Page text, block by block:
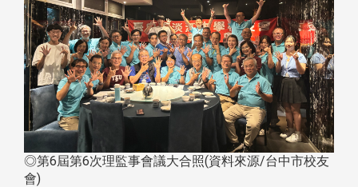
◎第6屆第6次理監事會議大合照(資料來源/台中市校友
會)